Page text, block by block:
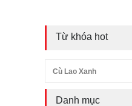
Từ khóa hot
Cù Lao Xanh
Danh mục